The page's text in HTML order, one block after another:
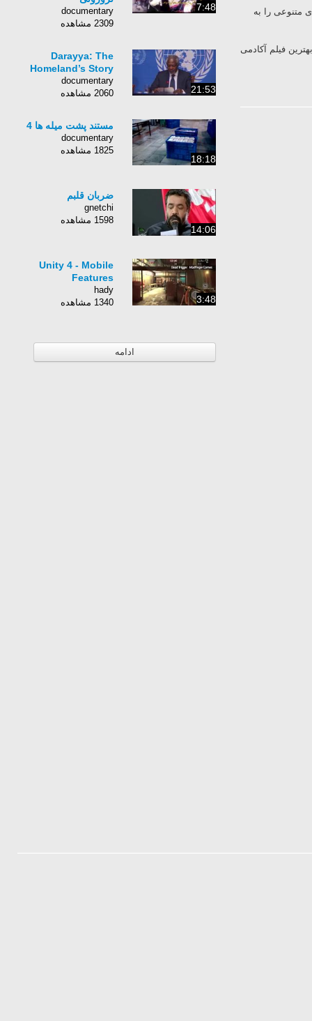
متنوعی را به
فیلم آکادمی
7:48
documentary
2309 مشاهده
21:53
Darayya: The
Homeland’s Story
documentary
2060 مشاهده
18:18
مستند پشت میله ها 4
documentary
1825 مشاهده
14:06
ضربان قلبم
gnetchi
1598 مشاهده
3:48
Unity 4 - Mobile
Features
hady
1340 مشاهده
ادامه